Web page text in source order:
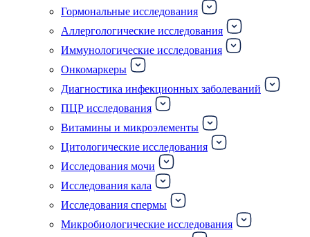
Гормональные исследования
Аллергологические исследования
Иммунологические исследования
Онкомаркеры
Диагностика инфекционных заболеваний
ПЦР исследования
Витамины и микроэлементы
Цитологические исследования
Исследования мочи
Исследования кала
Исследования спермы
Микробиологические исследования